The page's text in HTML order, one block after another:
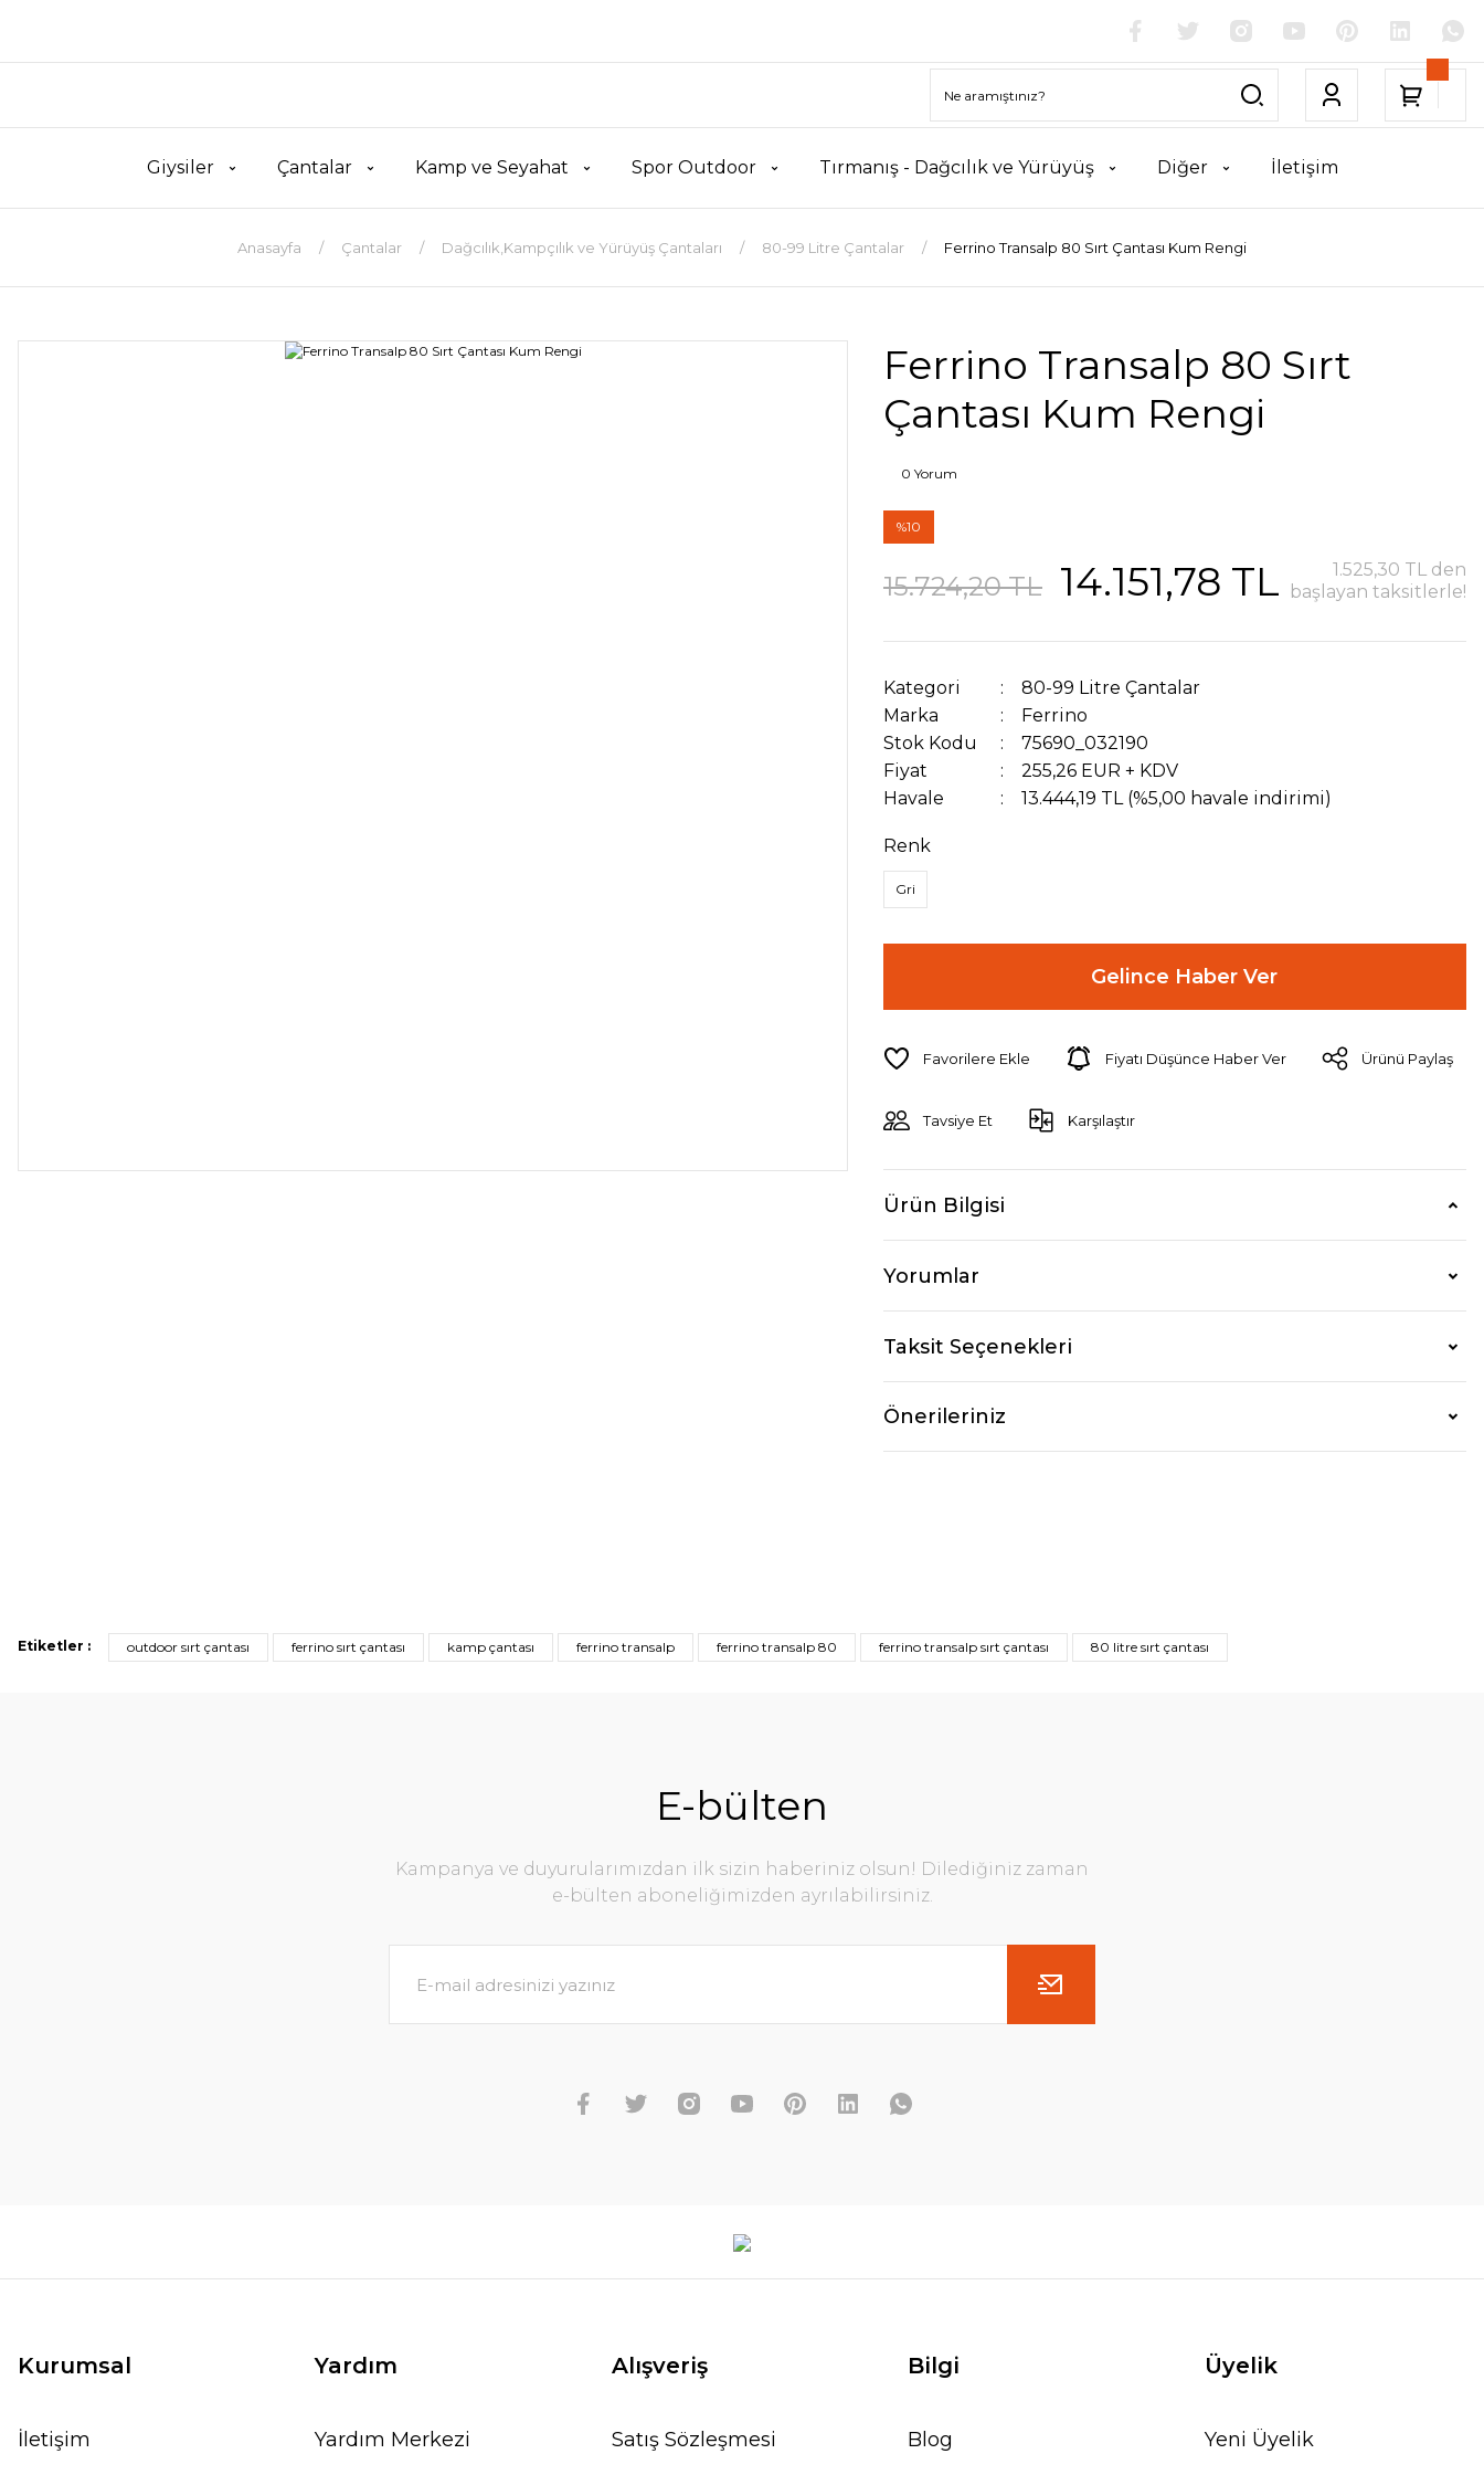
Giysiler Çantalar Kamp ve Seyahat Spor Outdoor Tırmanış - Dağcılık ve Yürüyüş Diğer İletişim
Anasayfa Çantalar Dağcılık,Kampçılık ve Yürüyüş Çantaları 80-99 Litre Çantalar Ferrino Transalp 80 Sırt Çantası Kum Rengi
Ferrino Transalp 80 Sırt
Çantası Kum Rengi
0 Yorum
%10
15.724,20 TL 14.151,78 TL
1.525,30 TL den
başlayan taksitlerle!
Kategori
80-99 Litre Çantalar
Marka
Ferrino
Stok Kodu
75690_032190
Fiyat
255,26 EUR + KDV
Havale
13.444,19 TL (%5,00 havale indirimi)
Renk
Gri
Gelince Haber Ver
Fiyatı Düşünce Haber Ver Ürünü Paylaş
Tavsiye Et Karşılaştır
Ürün Bilgisi
Yorumlar
Taksit Seçenekleri
Önerileriniz
Etiketler : outdoor sırt çantası ferrino sırt çantası kamp çantası ferrino transalp ferrino transalp 80 ferrino transalp sırt çantası 80 litre sırt çantası
E-bülten
Kampanya ve duyurularımızdan ilk sizin haberiniz olsun! Dilediğiniz zaman
e-bülten aboneliğimizden ayrılabilirsiniz.
Kurumsal
İletişim
Yardım
Yardım Merkezi
Alışveriş
Satış Sözleşmesi
Bilgi
Blog
Üyelik
Yeni Üyelik